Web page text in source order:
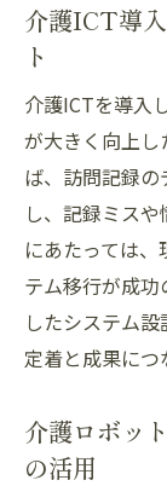
介護ICT導
ト
介護ICTを導入
が大きく向上し
ば、訪問記録
し、記録ミス
にあたっては
テム移行が成
したシステム
定着と成果につ
介護ロボッ
の活用